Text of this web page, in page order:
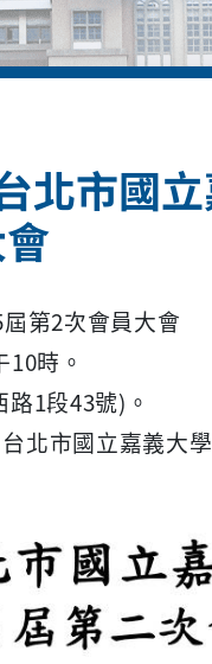
北市國
第2次會員大會
時。
1段43號)。
北市國立嘉義大